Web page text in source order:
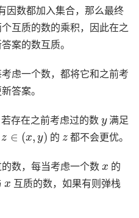
因数都加入集合，那么最终
互质的数的乘积，因此在之
案的数互质。
虑一个数，都将它和之前考
答案。
若存在之前考虑过的数 满足
x
的 都不会更优。
数，每当考虑一个数
的
互质的数，如果有则弹栈